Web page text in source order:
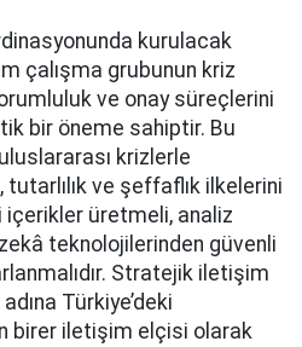
kurulacak
çalışma grubunun kriz
ve onay süreçlerini
bir öneme sahiptir. Bu
krizlerle
ve şeffaflık ilkelerini
üretmeli, analiz
teknolojilerinden güvenli
Stratejik iletişim
Türkiye’deki
birer iletişim elçisi olarak